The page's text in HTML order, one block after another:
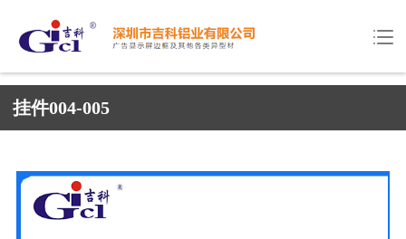
挂件004-005